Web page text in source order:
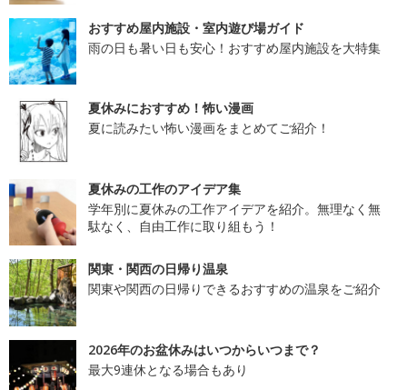
おすすめ屋内施設・室内遊び場ガイド
雨の日も暑い日も安心！おすすめ屋内施設を大特集
夏休みにおすすめ！怖い漫画
夏に読みたい怖い漫画をまとめてご紹介！
夏休みの工作のアイデア集
学年別に夏休みの工作アイデアを紹介。無理なく無
駄なく、自由工作に取り組もう！
関東・関西の日帰り温泉
関東や関西の日帰りできるおすすめの温泉をご紹介
2026年のお盆休みはいつからいつまで？
最大9連休となる場合もあり